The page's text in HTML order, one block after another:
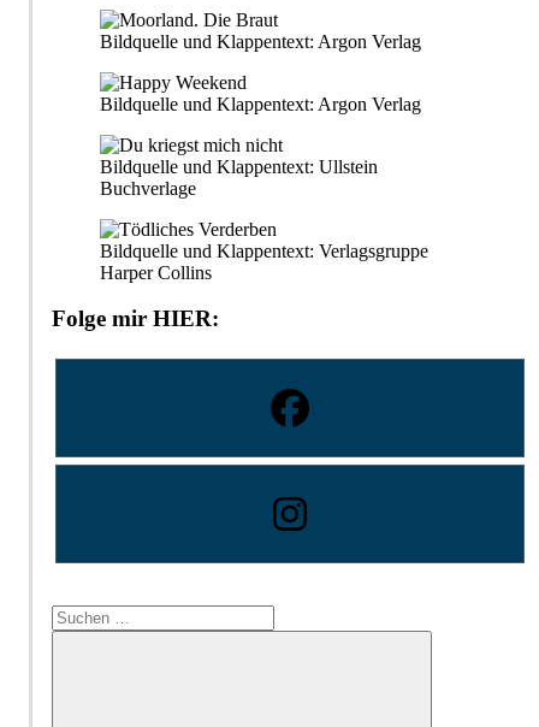
Bildquelle und Klappentext: Argon Verlag
Bildquelle und Klappentext: Argon Verlag
Bildquelle und Klappentext: Ullstein
Buchverlage
Bildquelle und Klappentext: Verlagsgruppe
Harper Collins
Folge mir HIER:
Suchen
nach: